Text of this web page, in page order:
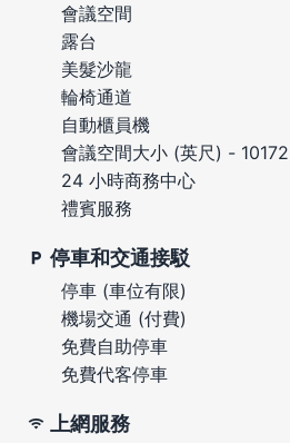
會議空間
露台
美髮沙龍
輪椅通道
自動櫃員機
會議空間大小 (英尺) - 10172
24 小時商務中心
禮賓服務
停車和交通接駁
停車 (車位有限)
機場交通 (付費)
免費自助停車
免費代客停車
上網服務